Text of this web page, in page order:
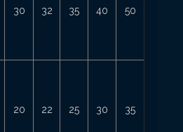
30 32 35 40 50
20 22 25 30 35